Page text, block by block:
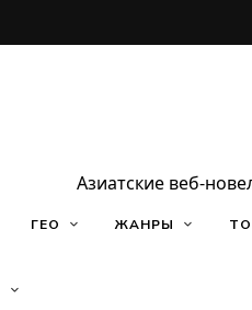
Азиатские веб-
ГЕО ЖАНРЫ